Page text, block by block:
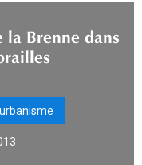
la Brenne dans